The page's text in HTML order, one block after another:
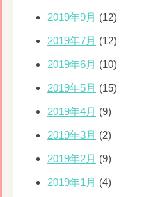
2019年9月 (12)
2019年7月 (12)
2019年6月 (10)
2019年5月 (15)
2019年4月 (9)
2019年3月 (2)
2019年2月 (9)
2019年1月 (4)